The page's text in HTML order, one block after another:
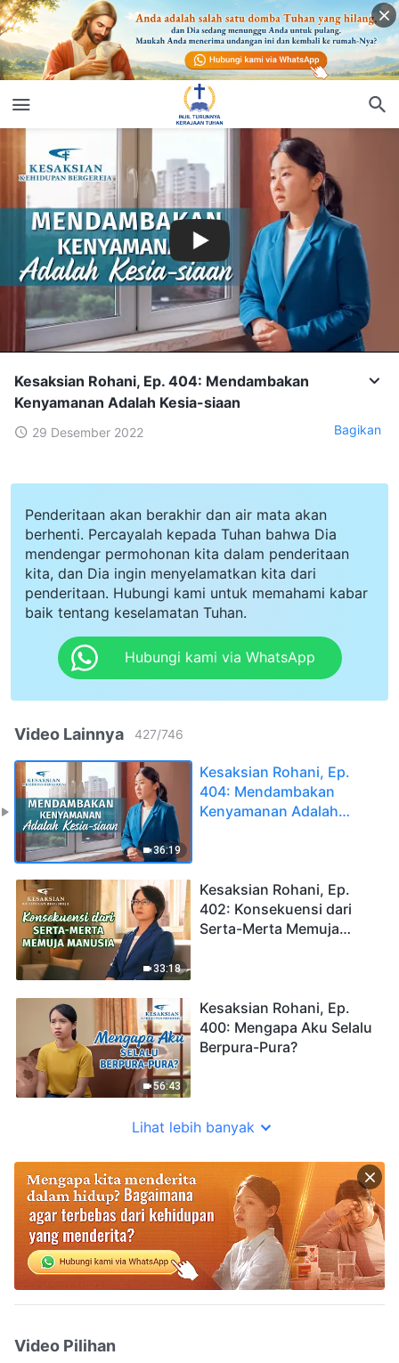
Kesaksian Rohani, Ep. 404: Mendambakan
Kenyamanan Adalah Kesia-siaan
29 Desember 2022 Bagikan
Penderitaan akan berakhir dan air mata akan
berhenti. Percayalah kepada Tuhan bahwa Dia
mendengar permohonan kita dalam penderitaan
kita, dan Dia ingin menyelamatkan kita dari
penderitaan. Hubungi kami untuk memahami kabar
baik tentang keselamatan Tuhan.
Hubungi kami via WhatsApp
Video Lainnya 427/746
36:19
Kesaksian Rohani, Ep.
404: Mendambakan
Kenyamanan Adalah
33:18
Kesaksian Rohani, Ep.
402: Konsekuensi dari
Serta-Merta Memuja
56:43
Kesaksian Rohani, Ep.
400: Mengapa Aku Selalu
Berpura-Pura?
Lihat lebih banyak
Video Pilihan